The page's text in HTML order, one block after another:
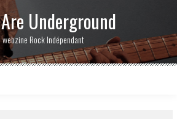
Underground
webzine Rock Indépendant